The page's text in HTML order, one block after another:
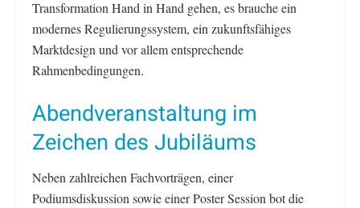
Transformation Hand in Hand gehen, es brauche ein
modernes Regulierungssystem, ein zukunftsfähiges
Marktdesign und vor allem entsprechende
Rahmenbedingungen.
Abendveranstaltung im
Zeichen des Jubiläums
Neben zahlreichen Fachvorträgen, einer
Podiumsdiskussion sowie einer Poster Session bot die